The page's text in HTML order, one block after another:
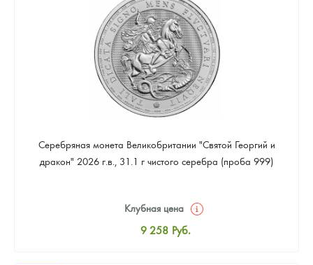
Звоните
Серебряная монета Великобритании "Святой Георгий и
дракон" 2026 г.в., 31.1 г чистого серебра (проба 999)
Клубная цена
9 258 Руб.